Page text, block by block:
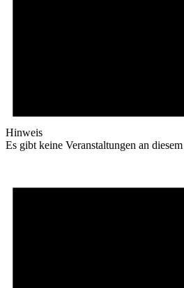
Hinweis
Es gibt keine Veranstaltungen an